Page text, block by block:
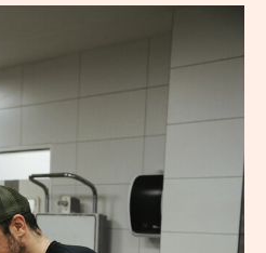
in die Backstube.